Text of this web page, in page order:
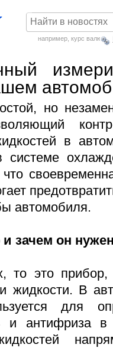
например, курс валют
но
в
автомобиля.
и зачем он
то это прибор,
жидкости. В
для
и антифриза в